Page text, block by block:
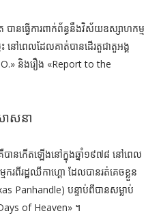
ានធ្វើការពាក់ព័ន្ធនឹងវិស័យឧស្សាហកម្ម
ះ នៅពេលដែលគាត់បានដើរតួជាតួអង្គ
និងរឿង «Report to the
ាសនា
បានកើតឡើងនៅក្នុងឆ្នាំ១៩៧៨ នៅពេល
រពីរដ្ឋឈីកាហ្គោ ដែលបានរត់គេចខ្លួន
Panhandle) បន្ទាប់ពីបានសម្លាប់
of Heaven» ។